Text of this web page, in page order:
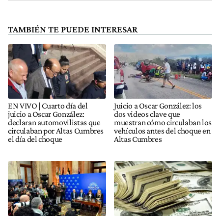
TAMBIÉN TE PUEDE INTERESAR
EN VIVO | Cuarto día del
juicio a Oscar González:
declaran automovilistas que
circulaban por Altas Cumbres
el día del choque
Juicio a Oscar González: los
dos videos clave que
muestran cómo circulaban los
vehículos antes del choque en
Altas Cumbres